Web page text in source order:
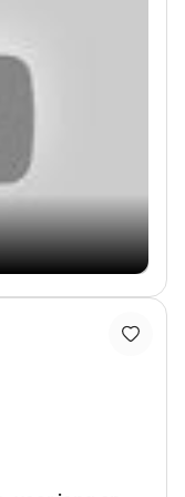
Jazzbegeleiding -
gerelateerd aan